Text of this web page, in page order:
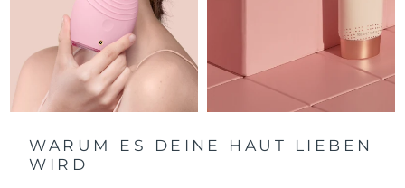
WARUM ES DEINE HAUT LIEBEN
WIRD
Saudi-Arabien 12/8/26
Singapur Erwartete Lieferung 13/8/26
Slowakei Erwartete Lieferung11/8/26
Slowenien